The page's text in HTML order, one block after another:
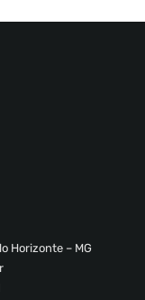
Horizonte – MG